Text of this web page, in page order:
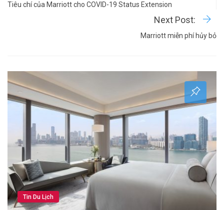
Tiêu chí của Marriott cho COVID-19 Status Extension
Next Post:
Marriott miễn phí hủy bỏ
Tin Du Lịch